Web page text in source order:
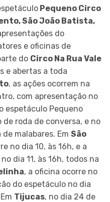
Pequeno Circo
São João Batista,
do
e oficinas de
do Circo Na Rua Vale
e abertas a toda
, as ações ocorrem na
com apresentação no
espetáculo Pequeno
de roda de conversa, e no
malabares. Em São
no dia 10, às 16h, e a
dia 11, às 16h, todos na
, a oficina ocorre no
do espetáculo no dia
Tijucas, no dia 24 de